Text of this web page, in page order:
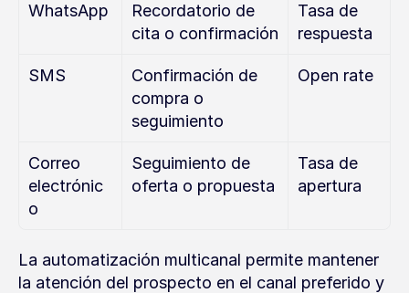
WhatsApp
Recordatorio de
cita o confirmación
Tasa de
respuesta
SMS
Confirmación de
compra o
seguimiento
Open rate
Correo
electrónic
o
Seguimiento de
oferta o propuesta
Tasa de
apertura
La automatización multicanal permite mantener
la atención del prospecto en el canal preferido y